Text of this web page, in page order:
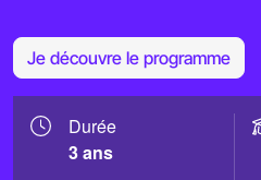
Je découvre le programme
Durée
3 ans